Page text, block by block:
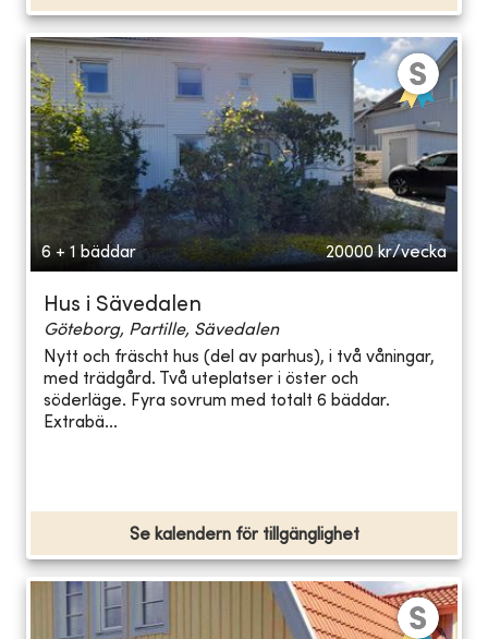
6 + 1 bäddar 20000 kr/vecka
Hus i Sävedalen
Göteborg, Partille, Sävedalen
Nytt och fräscht hus (del av parhus), i två våningar,
med trädgård. Två uteplatser i öster och
söderläge. Fyra sovrum med totalt 6 bäddar.
Extrabä...
Se kalendern för tillgänglighet